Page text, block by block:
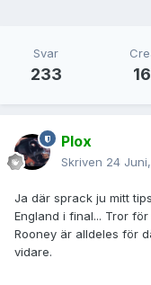
Svar
233
Plox
Skriven 24
Ja där sprack ju mitt
England i final... Tror
Rooney är alldeles för
vidare.